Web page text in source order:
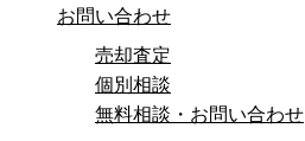
お問い合わせ
売却査定
個別相談
無料相談・お問い合わせ